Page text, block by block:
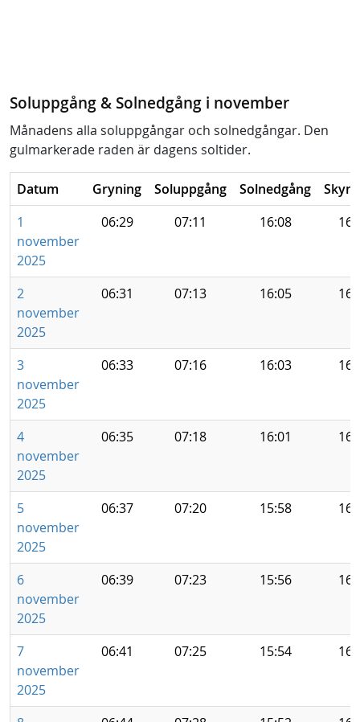
Soluppgång & Solnedgång i november
Månadens alla soluppgångar och solnedgångar. Den
gulmarkerade raden är dagens soltider.
Datum Gryning Soluppgång Solnedgång
1
november
2025
06:29 07:11 16:08
2
november
2025
06:31 07:13 16:05
3
november
2025
06:33 07:16 16:03
4
november
2025
06:35 07:18 16:01
5
november
2025
06:37 07:20 15:58
6
november
2025
06:39 07:23 15:56
7
november
2025
06:41 07:25 15:54